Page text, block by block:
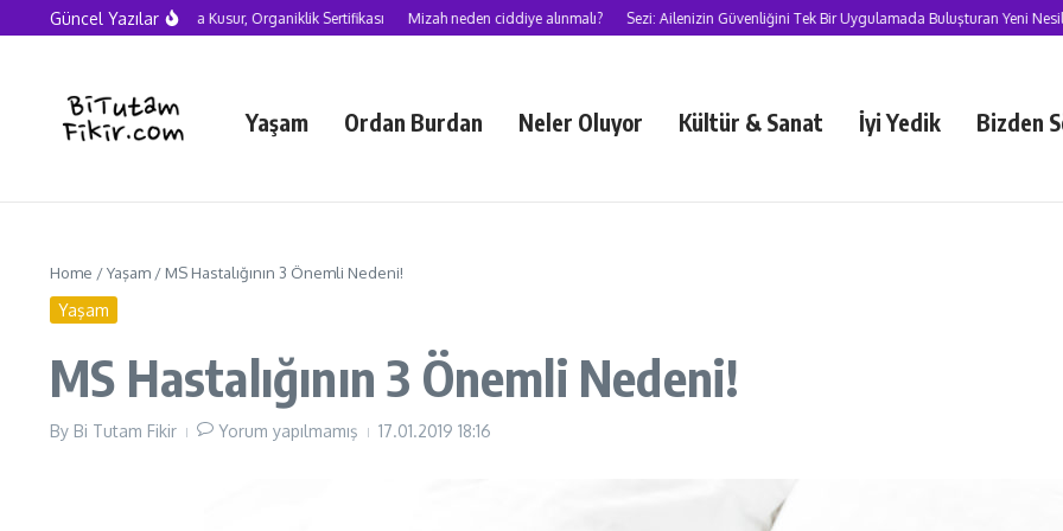
Skip to content
Güncel Yazılar
Yapay Zekâ Çağında Kusur, Organiklik Sertifikası Mizah neden ciddiye alınmalı? Sezi: Ailenizin Güvenliğini Tek Bir Uygulamada Buluşturan Yeni Nesil Süper
Yaşam Ordan Burdan Neler Oluyor Kültür & Sanat İyi Yedik Bizden
Home /Yaşam / MS Hastalığının 3 Önemli Nedeni!
Yaşam
MS Hastalığının 3 Önemli Nedeni!
By Bi Tutam Fikir Yorum yapılmamış 17.01.2019 18:16